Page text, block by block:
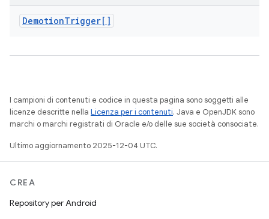
DemotionTrigger[]
I campioni di contenuti e codice in questa pagina sono soggetti alle
licenze descritte nella Licenza per i contenuti. Java e OpenJDK sono
marchi o marchi registrati di Oracle e/o delle sue società consociate.
Ultimo aggiornamento 2025-12-04 UTC.
CREA
Repository per Android